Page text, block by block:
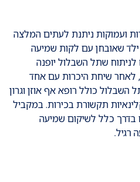
ועמוקות ניתנת לעתים המלצה
שאובחן עם לקות שמיעה
שתל השבלול יופנה
לאחר שיחת היכרות עם אחד
השבלול כולל רופא אף אוזן וגרון
תקשורת בכירות. במקביל
בדרך כלל לשיקום שמיעה
רגיל.